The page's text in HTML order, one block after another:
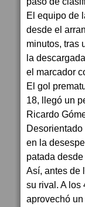
El equipo de
desde el
minutos, tras
la
el marcador
El gol
18, llegó un
Ricardo
en la
patada
Así, antes de
su rival. A los
aprovechó